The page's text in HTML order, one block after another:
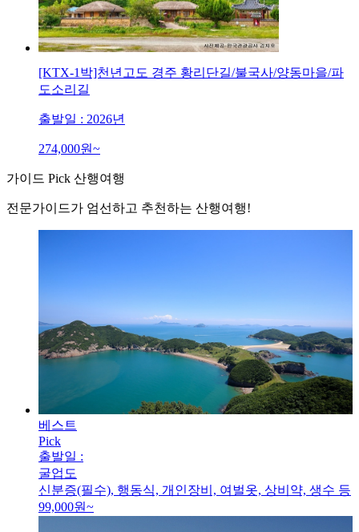
[KTX-1박]천년고도 경주 황리단길/불국사/양동마을/파
도소리길
출발일 : 2026년
274,000원~
가이드 Pick 산행여행
전문가이드가 엄선하고 추천하는 산행여행!
베스트
Pick
출발일 :
굴업도
신분증(필수), 행동식, 개인장비, 여벌옷, 상비약, 생수 등
99,000원~